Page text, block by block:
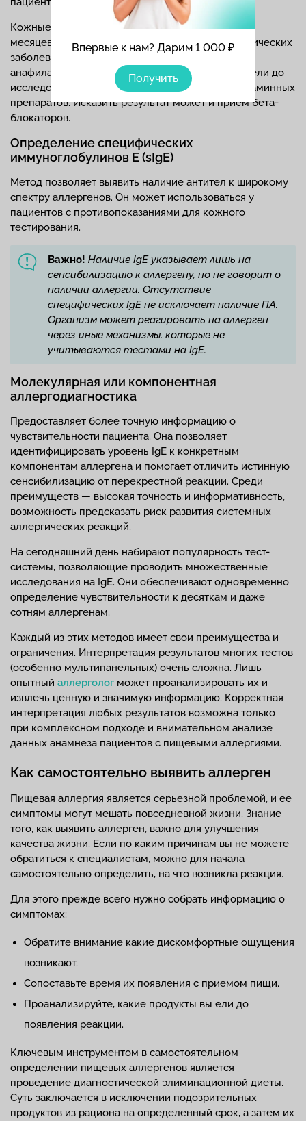
Впервые к нам? Дарим 1 000 ₽
Получить
Кожные пробы противопоказаны для детей до 6
месяцев, а также людям при обострении аллергических
заболеваний, наличии кожных патологий и
анафилактических реакций в прошлом. За 2 недели до
исследования стоит прекратить прием антигистаминных
препаратов. Исказить результат может и прием бета-
блокаторов.
Определение специфических
иммуноглобулинов Е (sIgE)
Метод позволяет выявить наличие антител к широкому
спектру аллергенов. Он может использоваться у
пациентов с противопоказаниями для кожного
тестирования.
Важно! Наличие IgE указывает лишь на
сенсибилизацию к аллергену, но не говорит о
наличии аллергии. Отсутствие
специфических IgE не исключает наличие ПА.
Организм может реагировать на аллерген
через иные механизмы, которые не
учитываются тестами на IgE.
Молекулярная или компонентная
аллергодиагностика
Предоставляет более точную информацию о
чувствительности пациента. Она позволяет
идентифицировать уровень IgE к конкретным
компонентам аллергена и помогает отличить истинную
сенсибилизацию от перекрестной реакции. Среди
преимуществ — высокая точность и информативность,
возможность предсказать риск развития системных
аллергических реакций.
На сегодняшний день набирают популярность тест-
системы, позволяющие проводить множественные
исследования на IgE. Они обеспечивают одновременно
определение чувствительности к десяткам и даже
сотням аллергенам.
Каждый из этих методов имеет свои преимущества и
ограничения. Интерпретация результатов многих тестов
(особенно мультипанельных) очень сложна. Лишь
опытный аллерголог может проанализировать их и
извлечь ценную и значимую информацию. Корректная
интерпретация любых результатов возможна только
при комплексном подходе и внимательном анализе
данных анамнеза пациентов с пищевыми аллергиями.
Как самостоятельно выявить аллерген
Пищевая аллергия является серьезной проблемой, и ее
симптомы могут мешать повседневной жизни. Знание
того, как выявить аллерген, важно для улучшения
качества жизни. Если по каким причинам вы не можете
обратиться к специалистам, можно для начала
самостоятельно определить, на что возникла реакция.
Для этого прежде всего нужно собрать информацию о
симптомах:
Обратите внимание какие дискомфортные ощущения
возникают.
Сопоставьте время их появления с приемом пищи.
Проанализируйте, какие продукты вы ели до
появления реакции.
Ключевым инструментом в самостоятельном
определении пищевых аллергенов является
проведение диагностической элиминационной диеты.
Суть заключается в исключении подозрительных
продуктов из рациона на определенный срок, а затем их